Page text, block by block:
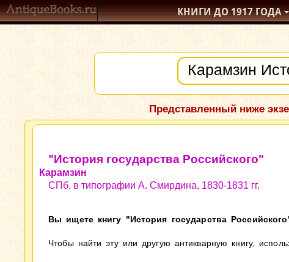
КНИГИ ДО 1917ГОДА
Представленный ниже
"История государства Российского"
Карамзин
СПб, в типографии А. Смирдина, 1830-1831 гг.
Вы ищете книгу "История государства
Чтобы найти эту или другую антикварную книгу,